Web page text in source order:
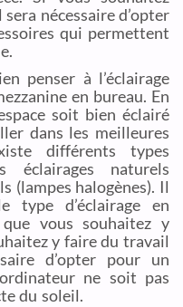
nécessaire d’opter
qui permettent
penser à l’éclairage
en bureau. En
soit bien éclairé
dans les meilleures
différents types
éclairages naturels
(lampes halogènes). Il
d’éclairage en
vous souhaitez y
y faire du travail
d’opter pour un
ne soit pas
du soleil.